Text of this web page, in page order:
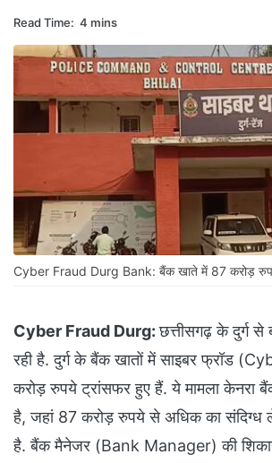
Read Time: 4 mins
Cyber Fraud Durg Bank: बैंक खाते में 87 करोड़
Cyber Fraud Durg:छत्तीसगढ़ के दुर्ग
रही है. दुर्ग के बैंक खातों में साइबर फ्रॉड
करोड़ रुपये ट्रांसफर हुए हैं. ये मामला केनरा
है, जहां 87 करोड़ रुपये से अधिक का संदिग्ध
है. बैंक मैनेजर (Bank Manager) की